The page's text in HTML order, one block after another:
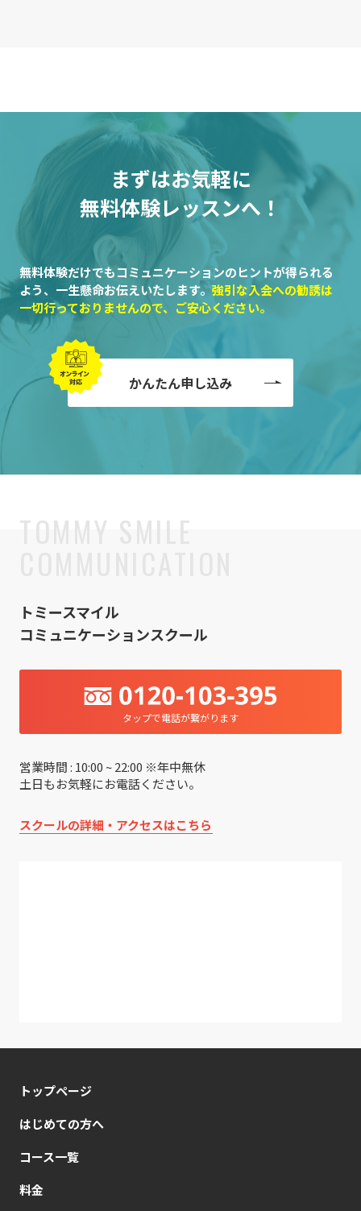
まずはお気軽に
無料体験レッスンへ！
無料体験だけでもコミュニケーションのヒントが得られる
よう、一生懸命お伝えいたします。 強引な入会への勧誘は
一切行っておりませんので、ご安心ください。
かんたん申し込み
トミースマイル
コミュニケーションスクール
タップで電話が繋がります
営業時間 : 10:00 ~ 22:00 ※年中無休
土日もお気軽にお電話ください。
スクールの詳細・アクセスはこちら
トップページ
はじめての方へ
コース一覧
料金